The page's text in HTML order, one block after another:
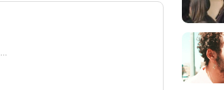
Pierre-Emmanuel Barré Fadily Camara